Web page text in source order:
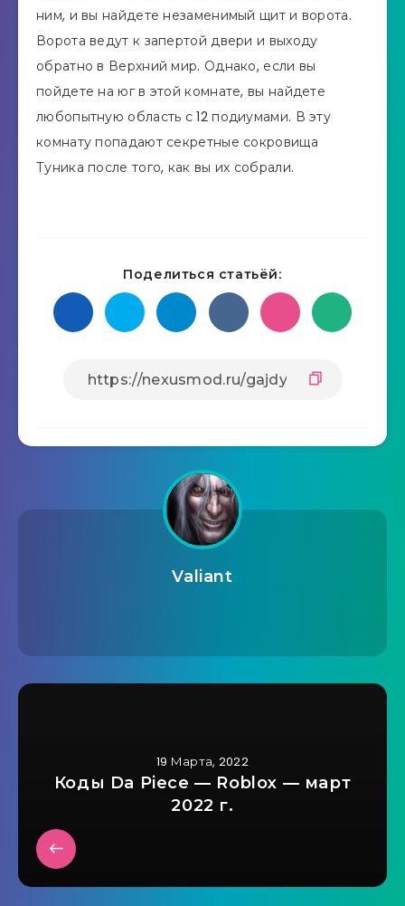
ним, и вы найдете незаменимый щит и ворота.
Ворота ведут к запертой двери и выходу
обратно в Верхний мир. Однако, если вы
пойдете на юг в этой комнате, вы найдете
любопытную область с 12 подиумами. В эту
комнату попадают секретные сокровища
Туника после того, как вы их собрали.
Поделиться статьёй:
Valiant
19 Марта, 2022
Коды Da Piece — Roblox — март
2022 г.